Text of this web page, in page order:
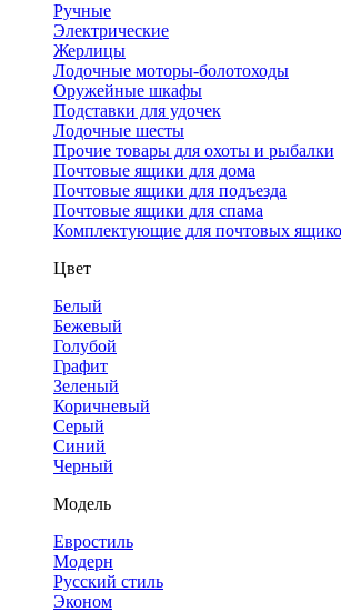
Ручные
Электрические
Жерлицы
Лодочные моторы-болотоходы
Оружейные шкафы
Подставки для удочек
Лодочные шесты
Прочие товары для охоты и рыбалки
Почтовые ящики для дома
Почтовые ящики для подъезда
Почтовые ящики для спама
Комплектующие для почтовых
Цвет
Белый
Бежевый
Голубой
Графит
Зеленый
Коричневый
Серый
Синий
Черный
Модель
Евростиль
Модерн
Русский стиль
Эконом